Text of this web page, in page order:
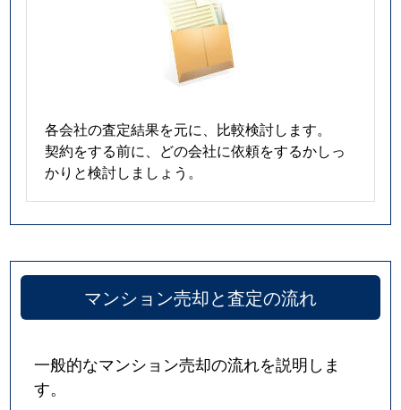
各会社の査定結果を元に、比較検討します。
契約をする前に、どの会社に依頼をするかしっ
かりと検討しましょう。
マンション売却と査定の流れ
一般的なマンション売却の流れを説明しま
す。